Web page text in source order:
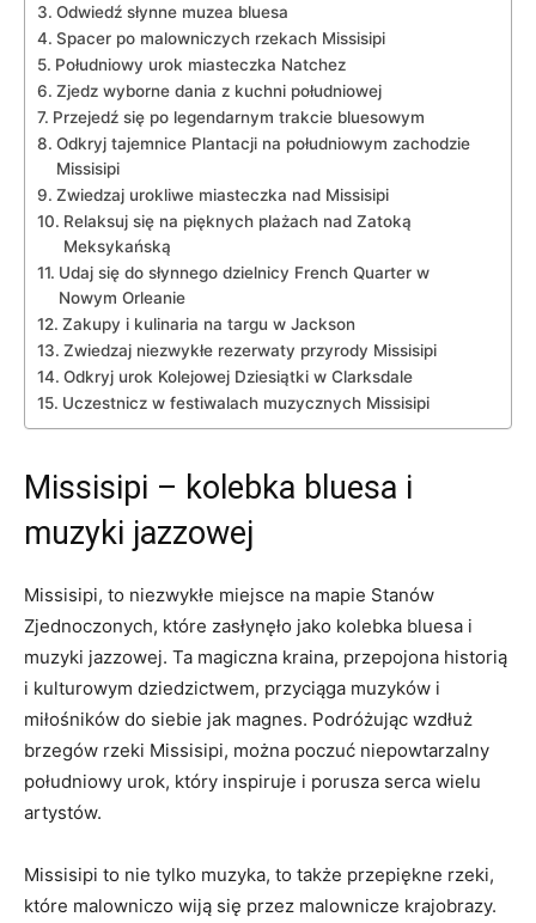
Odwiedź słynne muzea bluesa
Spacer po malowniczych rzekach Missisipi
Południowy urok miasteczka Natchez
Zjedz wyborne dania z kuchni południowej
Przejedź się po legendarnym trakcie bluesowym
Odkryj tajemnice Plantacji na południowym zachodzie
Missisipi
Zwiedzaj urokliwe miasteczka nad Missisipi
Relaksuj się na pięknych plażach nad Zatoką
Meksykańską
Udaj się do słynnego dzielnicy French Quarter w
Nowym Orleanie
Zakupy i kulinaria na targu w Jackson
Zwiedzaj niezwykłe rezerwaty przyrody Missisipi
Odkryj urok Kolejowej Dziesiątki w Clarksdale
Uczestnicz w festiwalach muzycznych Missisipi
Missisipi – kolebka bluesa i
muzyki jazzowej
Missisipi, to niezwykłe miejsce na mapie Stanów
Zjednoczonych, które zasłynęło jako kolebka bluesa i
muzyki jazzowej. Ta magiczna kraina, przepojona historią
i kulturowym dziedzictwem, przyciąga muzyków i
miłośników do siebie jak magnes. Podróżując wzdłuż
brzegów rzeki Missisipi, można poczuć niepowtarzalny
południowy urok, który inspiruje i porusza serca wielu
artystów.
Missisipi to nie tylko muzyka, to także przepiękne rzeki,
które malowniczo wiją się przez malownicze krajobrazy.